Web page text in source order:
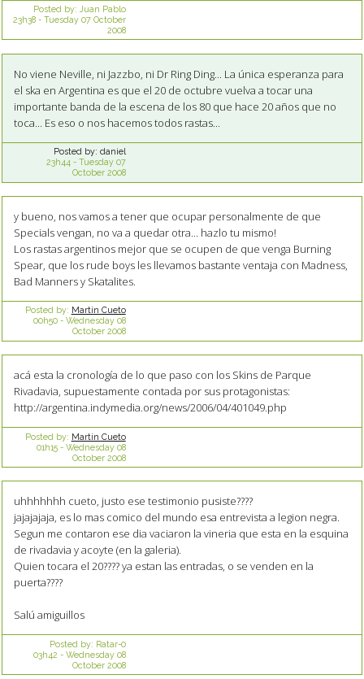
Posted by: Juan Pablo
23h38- Tuesday 07 October
2008
No viene Neville, ni Jazzbo, ni Dr Ring Ding... La única esperanza para
el ska en Argentina es que el 20 de octubre vuelva a tocar una
importante banda de la escena de los 80 que hace 20 años que no
toca... Es eso o nos hacemos todos rastas...
Posted by: daniel
23h44- Tuesday 07
October 2008
y bueno, nos vamos a tener que ocupar personalmente de que
Specials vengan, no va a quedar otra... hazlo tu mismo!
Los rastas argentinos mejor que se ocupen de que venga Burning
Spear, que los rude boys les llevamos bastante ventaja con Madness,
Bad Manners y Skatalites.
Posted by: Martín Cueto
00h50- Wednesday 08
October 2008
acá esta la cronología de lo que paso con los Skins de Parque
Rivadavia, supuestamente contada por sus protagonistas:
http://argentina.indymedia.org/news/2006/04/401049.php
Posted by: Martín Cueto
01h15- Wednesday 08
October 2008
uhhhhhhh cueto, justo ese testimonio pusiste????
jajajajaja, es lo mas comico del mundo esa entrevista a legion negra.
Segun me contaron ese dia vaciaron la vineria que esta en la esquina
de rivadavia y acoyte (en la galeria).
Quien tocara el 20???? ya estan las entradas, o se venden en la
puerta????
Salú amiguillos
Posted by: Ratar-0
03h42 - Wednesday 08
October 2008